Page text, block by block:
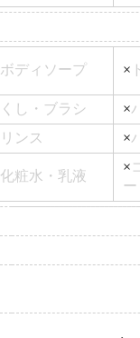
ボディソープ ×
くし・ブラシ ×
リンス ×
化粧水・乳液
×
ー